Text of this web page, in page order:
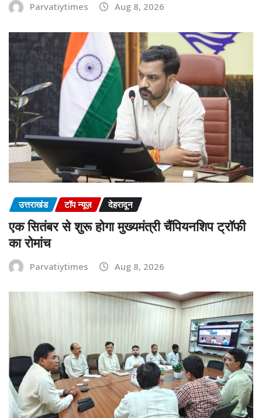
Parvatiytimes Aug 8, 2026
उत्तराखंड टॉप न्यूज़ देहरादून
एक सितंबर से शुरू होगा मुख्यमंत्री चैंपियनशिप ट्रॉफी
का रोमांच
Parvatiytimes Aug 8, 2026